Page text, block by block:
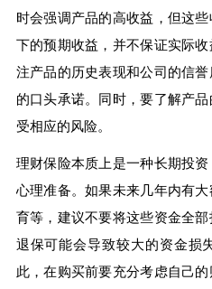
时会强调产品的高收益，但这
下的预期收益，并不保证实际
注产品的历史表现和公司的信
的口头承诺。同时，要了解产
受相应的风险。
理财保险本质上是一种长期投
心理准备。如果未来几年内有
育等，建议不要将这些资金全
退保可能会导致较大的资金损
此，在购买前要充分考虑自己